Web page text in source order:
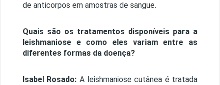
de anticorpos em amostras de sangue.
Quais são os tratamentos disponíveis para a
leishmaniose e como eles variam entre as
diferentes formas da doença?
Isabel Rosado: A leishmaniose cutânea é tratada